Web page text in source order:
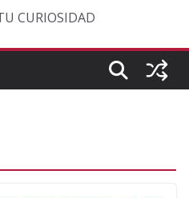
CURIOSIDAD